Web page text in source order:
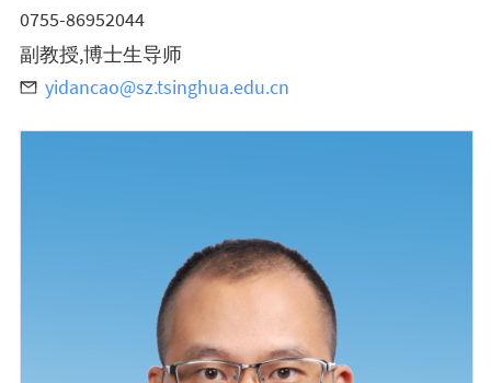
0755-86952044
副教授,博士生导师
yidancao@sz.tsinghua.edu.cn